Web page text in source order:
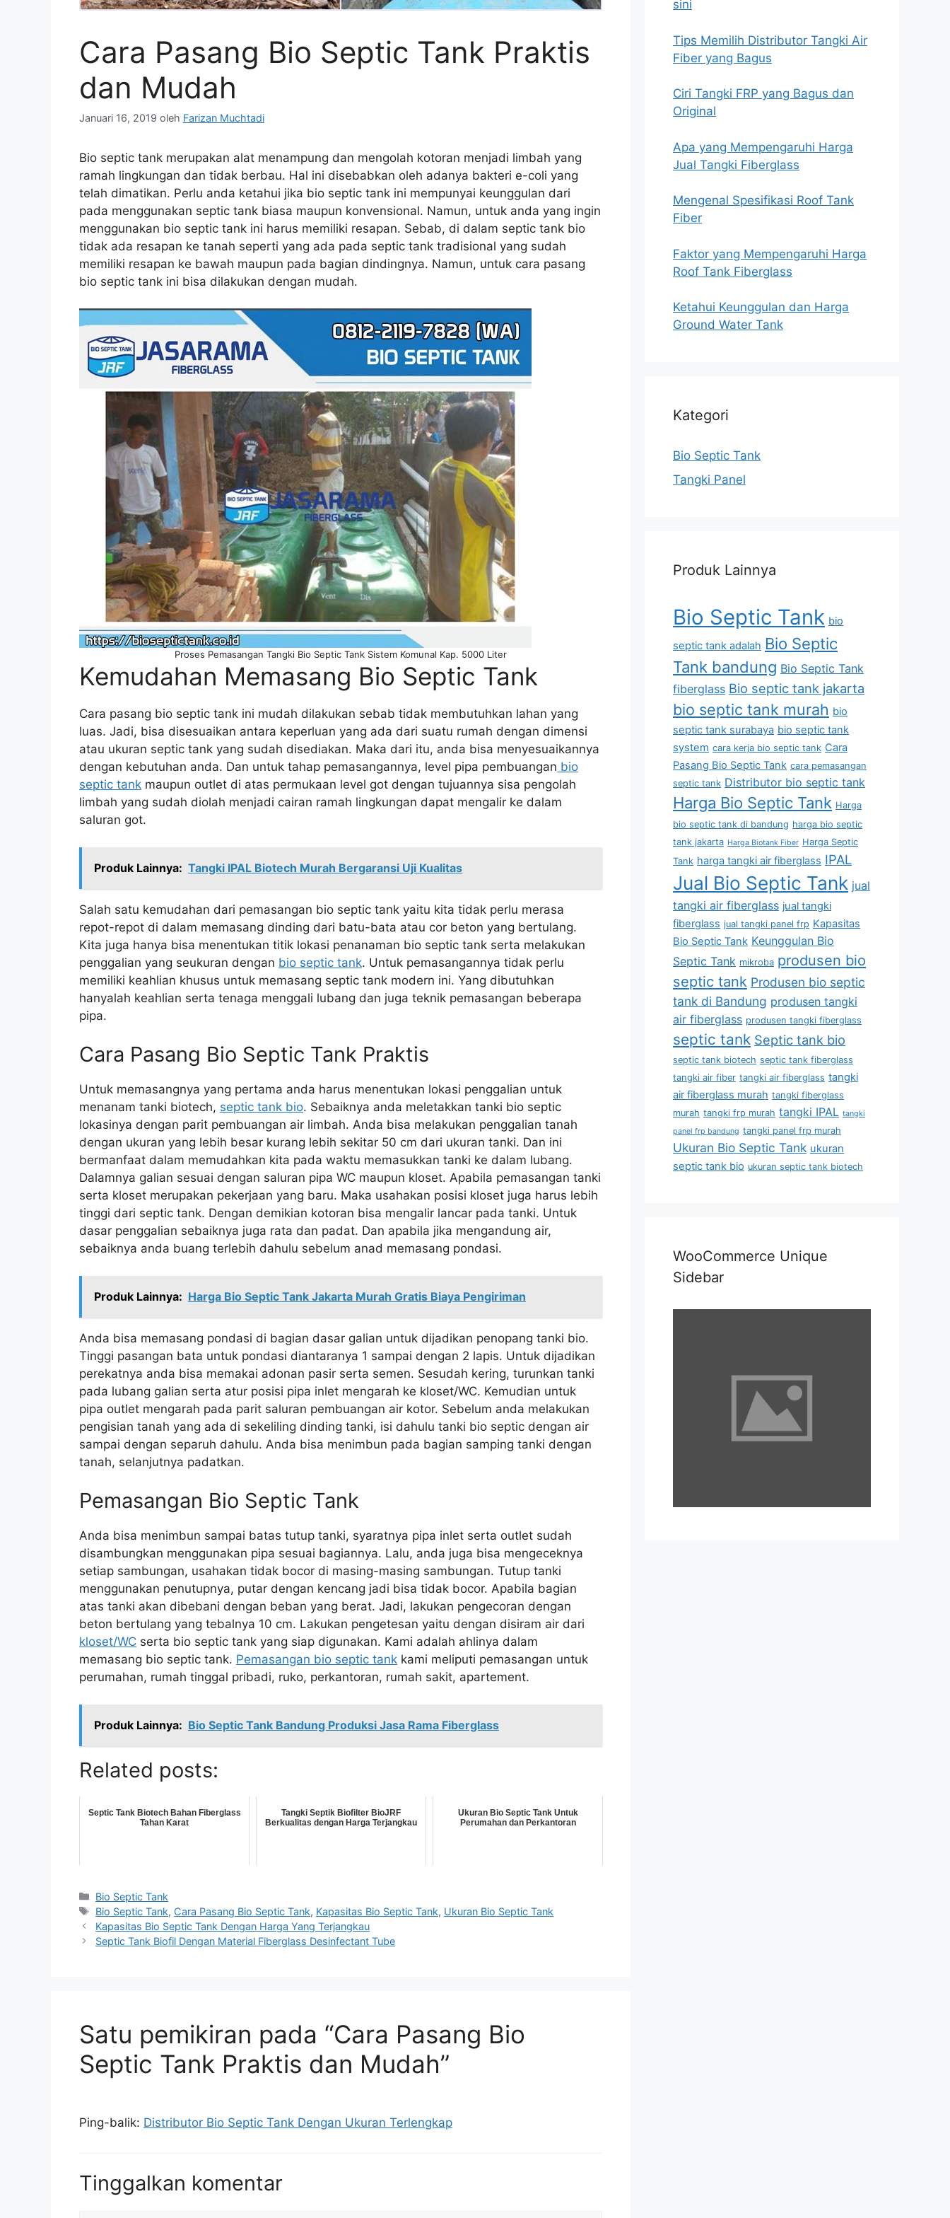
Cara Pasang Bio Septic Tank Praktis
dan Mudah
Januari 16, 2019 oleh Farizan Muchtadi
Bio septic tank merupakan alat menampung dan mengolah kotoran menjadi limbah yang
ramah lingkungan dan tidak berbau. Hal ini disebabkan oleh adanya bakteri e-coli yang
telah dimatikan. Perlu anda ketahui jika bio septic tank ini mempunyai keunggulan dari
pada menggunakan septic tank biasa maupun konvensional. Namun, untuk anda yang ingin
menggunakan bio septic tank ini harus memiliki resapan. Sebab, di dalam septic tank bio
tidak ada resapan ke tanah seperti yang ada pada septic tank tradisional yang sudah
memiliki resapan ke bawah maupun pada bagian dindingnya. Namun, untuk cara pasang
bio septic tank ini bisa dilakukan dengan mudah.
Proses Pemasangan Tangki Bio Septic Tank Sistem Komunal Kap. 5000 Liter
Kemudahan Memasang Bio Septic Tank
Cara pasang bio septic tank ini mudah dilakukan sebab tidak membutuhkan lahan yang
luas. Jadi, bisa disesuaikan antara keperluan yang ada dari suatu rumah dengan dimensi
atau ukuran septic tank yang sudah disediakan. Maka dari itu, anda bisa menyesuaikannya
dengan kebutuhan anda. Dan untuk tahap pemasangannya, level pipa pembuangan bio
septic tank maupun outlet di atas permukaan level got dengan tujuannya sisa pengolah
limbah yang sudah diolah menjadi cairan ramah lingkungan dapat mengalir ke dalam
saluran got.
Produk Lainnya: Tangki IPAL Biotech Murah Bergaransi Uji Kualitas
Salah satu kemudahan dari pemasangan bio septic tank yaitu kita tidak perlu merasa
repot-repot di dalam memasang dinding dari batu-bata atau cor beton yang bertulang.
Kita juga hanya bisa menentukan titik lokasi penanaman bio septic tank serta melakukan
penggalian yang seukuran dengan bio septic tank. Untuk pemasangannya tidak perlu
memiliki keahlian khusus untuk memasang septic tank modern ini. Yang dibutuhkan
hanyalah keahlian serta tenaga menggali lubang dan juga teknik pemasangan beberapa
pipa.
Cara Pasang Bio Septic Tank Praktis
Untuk memasangnya yang pertama anda harus menentukan lokasi penggalian untuk
menanam tanki biotech, septic tank bio. Sebaiknya anda meletakkan tanki bio septic
lokasinya dengan parit pembuangan air limbah. Anda bisa melakukan penggalian tanah
dengan ukuran yang lebih besar kurang lebih sekitar 50 cm dari ukuran tanki. Dan ini
bermanfaat dalam memudahkan kita pada waktu memasukkan tanki ke dalam lubang.
Dalamnya galian sesuai dengan saluran pipa WC maupun kloset. Apabila pemasangan tanki
serta kloset merupakan pekerjaan yang baru. Maka usahakan posisi kloset juga harus lebih
tinggi dari septic tank. Dengan demikian kotoran bisa mengalir lancar pada tanki. Untuk
dasar penggalian sebaiknya juga rata dan padat. Dan apabila jika mengandung air,
sebaiknya anda buang terlebih dahulu sebelum anad memasang pondasi.
Produk Lainnya: Harga Bio Septic Tank Jakarta Murah Gratis Biaya Pengiriman
Anda bisa memasang pondasi di bagian dasar galian untuk dijadikan penopang tanki bio.
Tinggi pasangan bata untuk pondasi diantaranya 1 sampai dengan 2 lapis. Untuk dijadikan
perekatnya anda bisa memakai adonan pasir serta semen. Sesudah kering, turunkan tanki
pada lubang galian serta atur posisi pipa inlet mengarah ke kloset/WC. Kemudian untuk
pipa outlet mengarah pada parit saluran pembuangan air kotor. Sebelum anda melakukan
pengisian tanah yang ada di sekeliling dinding tanki, isi dahulu tanki bio septic dengan air
sampai dengan separuh dahulu. Anda bisa menimbun pada bagian samping tanki dengan
tanah, selanjutnya padatkan.
Pemasangan Bio Septic Tank
Anda bisa menimbun sampai batas tutup tanki, syaratnya pipa inlet serta outlet sudah
disambungkan menggunakan pipa sesuai bagiannya. Lalu, anda juga bisa mengeceknya
setiap sambungan, usahakan tidak bocor di masing-masing sambungan. Tutup tanki
menggunakan penutupnya, putar dengan kencang jadi bisa tidak bocor. Apabila bagian
atas tanki akan dibebani dengan beban yang berat. Jadi, lakukan pengecoran dengan
beton bertulang yang tebalnya 10 cm. Lakukan pengetesan yaitu dengan disiram air dari
kloset/WC serta bio septic tank yang siap digunakan. Kami adalah ahlinya dalam
memasang bio septic tank. Pemasangan bio septic tank kami meliputi pemasangan untuk
perumahan, rumah tinggal pribadi, ruko, perkantoran, rumah sakit, apartement.
Produk Lainnya: Bio Septic Tank Bandung Produksi Jasa Rama Fiberglass
Related posts:
Septic Tank Biotech Bahan Fiberglass
Tahan Karat
Tangki Septik Biofilter BioJRF
Berkualitas dengan Harga Terjangkau
Ukuran Bio Septic Tank Untuk
Perumahan dan Perkantoran
Kategori
Bio Septic Tank
Tag
Bio Septic Tank, Cara Pasang Bio Septic Tank, Kapasitas Bio Septic Tank, Ukuran Bio Septic Tank
Kapasitas Bio Septic Tank Dengan Harga Yang Terjangkau
Septic Tank Biofil Dengan Material Fiberglass Desinfectant Tube
Satu pemikiran pada “Cara Pasang Bio
Septic Tank Praktis dan Mudah”
Ping-balik: Distributor Bio Septic Tank Dengan Ukuran Terlengkap
Tinggalkan komentar
sini
Tips Memilih Distributor Tangki Air
Fiber yang Bagus
Ciri Tangki FRP yang Bagus dan
Original
Apa yang Mempengaruhi Harga
Jual Tangki Fiberglass
Mengenal Spesifikasi Roof Tank
Fiber
Faktor yang Mempengaruhi Harga
Roof Tank Fiberglass
Ketahui Keunggulan dan Harga
Ground Water Tank
Kategori
Bio Septic Tank
Tangki Panel
Produk Lainnya
Bio Septic Tank bio
septic tank adalah Bio Septic
Tank bandung Bio Septic Tank
fiberglass Bio septic tank jakarta
bio septic tank murah bio
septic tank surabaya bio septic tank
system cara kerja bio septic tank Cara
Pasang Bio Septic Tank cara pemasangan
septic tank Distributor bio septic tank
Harga Bio Septic Tank Harga
bio septic tank di bandung harga bio septic
tank jakarta Harga Biotank Fiber Harga Septic
Tank harga tangki air fiberglass IPAL
Jual Bio Septic Tank jual
tangki air fiberglass jual tangki
fiberglass jual tangki panel frp Kapasitas
Bio Septic Tank Keunggulan Bio
Septic Tank mikroba produsen bio
septic tank Produsen bio septic
tank di Bandung produsen tangki
air fiberglass produsen tangki fiberglass
septic tank Septic tank bio
septic tank biotech septic tank fiberglass
tangki air fiber tangki air fiberglass tangki
air fiberglass murah tangki fiberglass
murah tangki frp murah tangki IPAL tangki
panel frp bandung tangki panel frp murah
Ukuran Bio Septic Tank ukuran
septic tank bio ukuran septic tank biotech
WooCommerce Unique
Sidebar